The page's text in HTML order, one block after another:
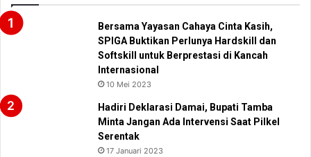
Bersama Yayasan Cahaya Cinta Kasih,
SPIGA Buktikan Perlunya Hardskill dan
Softskill untuk Berprestasi di Kancah
Internasional
10 Mei 2023
Hadiri Deklarasi Damai, Bupati Tamba
Minta Jangan Ada Intervensi Saat Pilkel
Serentak
17 Januari 2023